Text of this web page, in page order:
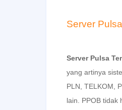
Server
Server Pulsa
yang artinya
PLN, TELKOM,
lain. PPOB tidak